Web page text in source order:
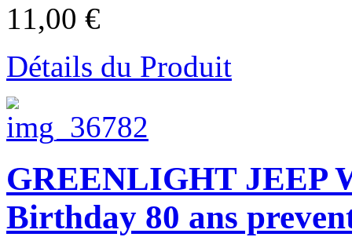
11,00 €
Détails du Produit
GREENLIGHT JEEP
Birthday 80 ans